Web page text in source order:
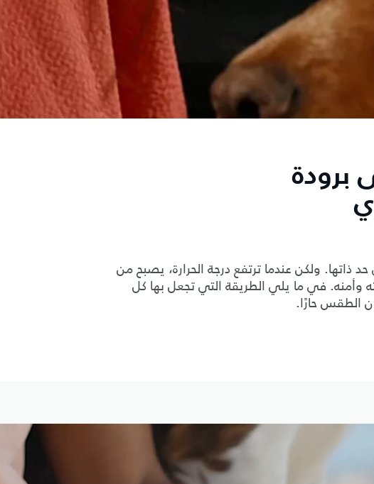
برودة
ولكن عندما ترتفع درجة الحرارة، يصبح من
وأمنه. في ما يلي الطريقة التي تجعل بها كل
الطقس حارًا.